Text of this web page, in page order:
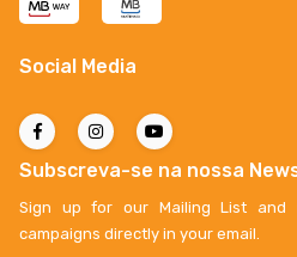
Social Media
Subscreva-se na nossa
Sign up for our Mailing List and
campaigns directly in your email.